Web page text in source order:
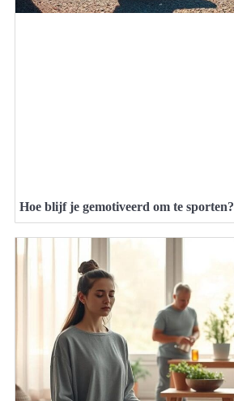
Hoe blijf je gemotiveerd om te sporten?